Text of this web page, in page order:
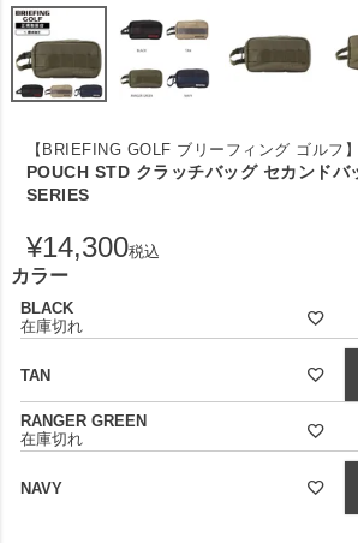
【BRIEFING GOLF ブリーフィング ゴルフ】
POUCH STD クラッチバッグ セカンドバ
SERIES
¥14,300税込
カラー
BLACK
在庫切れ
TAN
RANGER GREEN
在庫切れ
NAVY